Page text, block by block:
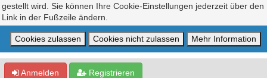
gestellt wird. Sie können Ihre Cookie-Einstellungen jederzeit über den
Link in der Fußzeile ändern.
Anmelden Registrieren